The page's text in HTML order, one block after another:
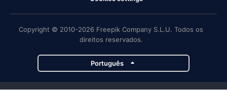
Copyright © 2010-2026 Freepik Company S.L.U. Todos os
direitos reservados.
Português